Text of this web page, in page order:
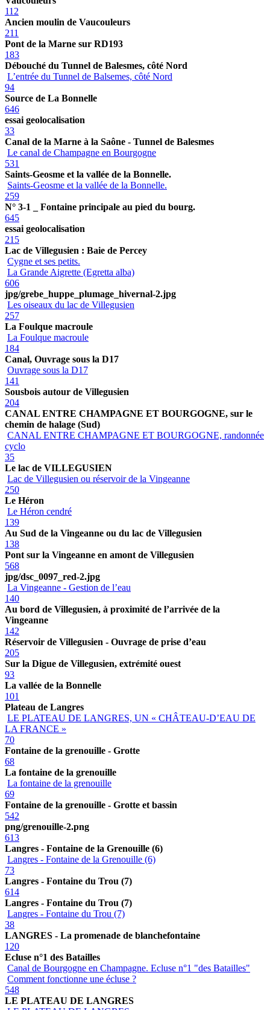
112
Ancien moulin de Vaucouleurs
211
Pont de la Marne sur RD193
183
Débouché du Tunnel de Balesmes, côté Nord
L’entrée du Tunnel de Balsemes, côté Nord
94
Source de La Bonnelle
646
essai geolocalisation
33
Canal de la Marne à la Saône - Tunnel de Balesmes
Le canal de Champagne en Bourgogne
531
Saints-Geosme et la vallée de la Bonnelle.
Saints-Geosme et la vallée de la Bonnelle.
259
N° 3-1 _ Fontaine principale au pied du bourg.
645
essai geolocalisation
215
Lac de Villegusien : Baie de Percey
Cygne et ses petits.
La Grande Aigrette (Egretta alba)
606
jpg/grebe_huppe_plumage_hivernal-2.jpg
Les oiseaux du lac de Villegusien
257
La Foulque macroule
La Foulque macroule
184
Canal, Ouvrage sous la D17
Ouvrage sous la D17
141
Sousbois autour de Villegusien
204
CANAL ENTRE CHAMPAGNE ET BOURGOGNE, sur le
chemin de halage (Sud)
CANAL ENTRE CHAMPAGNE ET BOURGOGNE, randonnée
cyclo
35
Le lac de VILLEGUSIEN
Lac de Villegusien ou réservoir de la Vingeanne
250
Le Héron
Le Héron cendré
139
Au Sud de la Vingeanne ou du lac de Villegusien
138
Pont sur la Vingeanne en amont de Villegusien
568
jpg/dsc_0097_red-2.jpg
La Vingeanne - Gestion de l’eau
140
Au bord de Villegusien, à proximité de l’arrivée de la
Vingeanne
142
Réservoir de Villegusien - Ouvrage de prise d’eau
205
Sur la Digue de Villegusien, extrémité ouest
93
La vallée de la Bonnelle
101
Plateau de Langres
LE PLATEAU DE LANGRES, UN « CHÂTEAU-D’EAU DE
LA FRANCE »
70
Fontaine de la grenouille - Grotte
68
La fontaine de la grenouille
La fontaine de la grenouille
69
Fontaine de la grenouille - Grotte et bassin
542
png/grenouille-2.png
613
Langres - Fontaine de la Grenouille (6)
Langres - Fontaine de la Grenouille (6)
73
Langres - Fontaine du Trou (7)
614
Langres - Fontaine du Trou (7)
Langres - Fontaine du Trou (7)
38
LANGRES - La promenade de blanchefontaine
120
Ecluse n°1 des Batailles
Canal de Bourgogne en Champagne. Ecluse n°1 "des Batailles"
Comment fonctionne une écluse ?
548
LE PLATEAU DE LANGRES